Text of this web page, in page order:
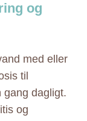
og
med eller
til
gang dagligt.
og